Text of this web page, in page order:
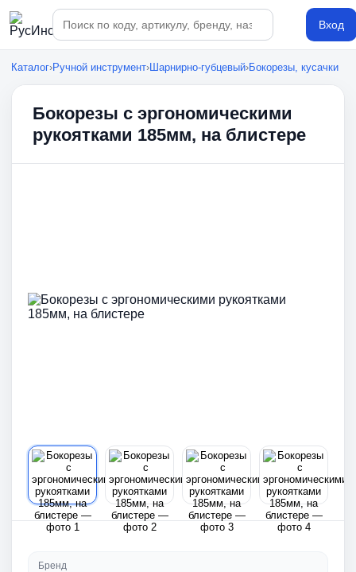
Поиск по каталогу
Вход
Каталог›Ручной инструмент›Шарнирно-губцевый›Бокорезы, кусачки
Бокорезы с эргономическими
рукоятками 185мм, на блистере
Бренд